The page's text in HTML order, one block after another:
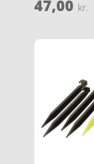
47,00 kr.